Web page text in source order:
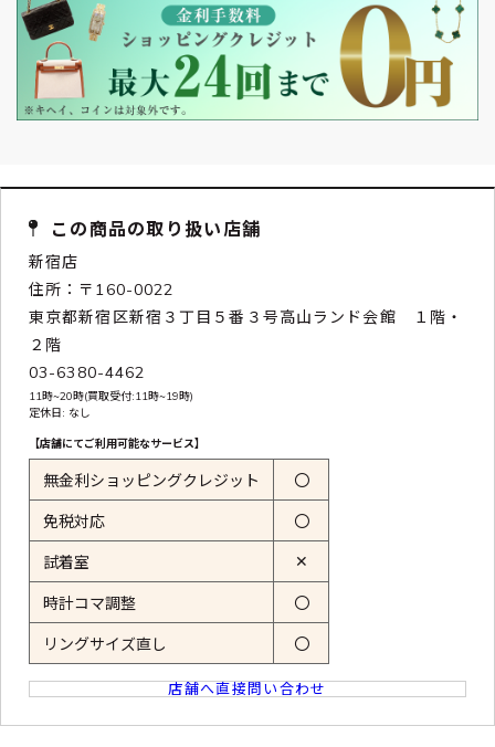
この商品の取り扱い店舗
新宿店
住所：〒160-0022
東京都新宿区新宿３丁目５番３号高山ランド会館 １階・
２階
03-6380-4462
11時~20時(買取受付:11時~19時)
定休日: なし
【店舗にてご利用可能なサービス】
無金利ショッピングクレジット 〇
免税対応 〇
試着室 ✕
時計コマ調整 〇
リングサイズ直し 〇
店舗へ直接問い合わせ